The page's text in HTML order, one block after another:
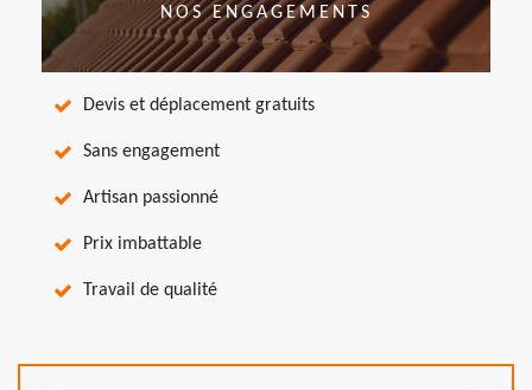
NOS ENGAGEMENTS
Devis et déplacement gratuits
Sans engagement
Artisan passionné
Prix imbattable
Travail de qualité